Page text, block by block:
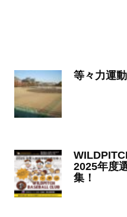
等々力運
2025年度
集！